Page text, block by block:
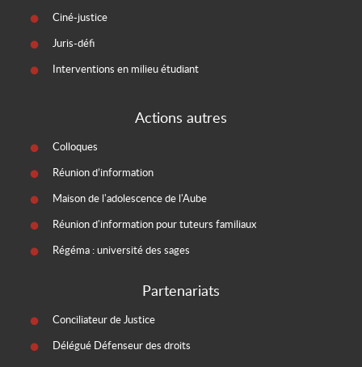
Ciné-justice
Juris-défi
Interventions en milieu étudiant
Actions autres
Colloques
Réunion d’information
Maison de l'adolescence de l'Aube
Réunion d'information pour tuteurs familiaux
Régéma : université des sages
Partenariats
Conciliateur de Justice
Délégué Défenseur des droits